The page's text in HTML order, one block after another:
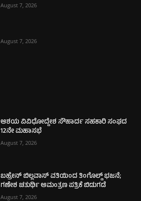
August 7, 2026
August 7, 2026
ಆಶಯ ವಿವಿಧೋದ್ದೇಶ ಸೌಹಾರ್ದ ಸಹಕಾರಿ ಸಂಘದ
12ನೇ ಮಹಾಸಭೆ
August 7, 2026
ಬಹ್ರೇನ್ ಬಿಲ್ಲವಾಸ್ ವತಿಯಿಂದ ತಿಂಗೊಲ್ಡ್ ಭಜನೆ;
ಗಣೇಶ ಚತುರ್ಥಿ ಆಮಂತ್ರಣ ಪತ್ರಿಕೆ ಬಿಡುಗಡೆ
August 7, 2026